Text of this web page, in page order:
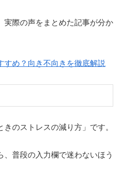
実際の声をまとめた記事が分か
すめ？向き不向きを徹底解説
のストレスの減り方」です。
、普段の入力欄で迷わないほう